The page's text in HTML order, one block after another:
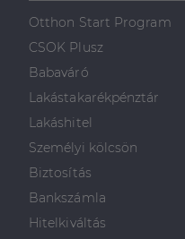
Otthon Start Program
CSOK Plusz
Babaváró
Lakástakarékpénztár
Lakáshitel
Személyi kölcsön
Biztosítás
Bankszámla
Hitelkiváltás